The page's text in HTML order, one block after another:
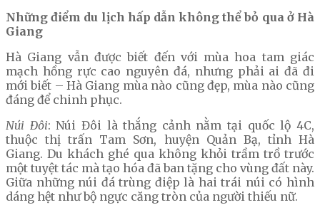
Những điểm du lịch hấp dẫn không thể bỏ qua ở Hà
Giang
Hà Giang vẫn được biết đến với mùa hoa tam giác
mạch hồng rực cao nguyên đá, nhưng phải ai đã đi
mới biết – Hà Giang mùa nào cũng đẹp, mùa nào cũng
đáng để chinh phục.
Núi Đôi: Núi Đôi là thắng cảnh nằm tại quốc lộ 4C,
thuộc thị trấn Tam Sơn, huyện Quản Bạ, tỉnh Hà
Giang. Du khách ghé qua không khỏi trầm trồ trước
một tuyệt tác mà tạo hóa đã ban tặng cho vùng đất này.
Giữa những núi đá trùng điệp là hai trái núi có hình
dáng hệt như bộ ngực căng tròn của người thiếu nữ.